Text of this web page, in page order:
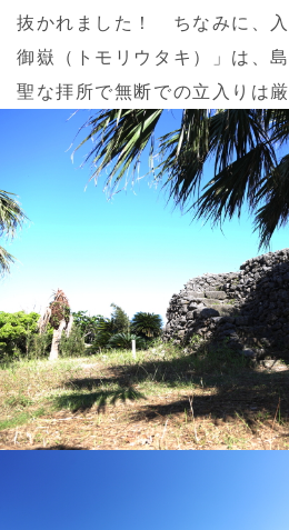
抜かれました！ ちなみに、入
御嶽（トモリウタキ）」は、
聖な拝所で無断での立入りは厳